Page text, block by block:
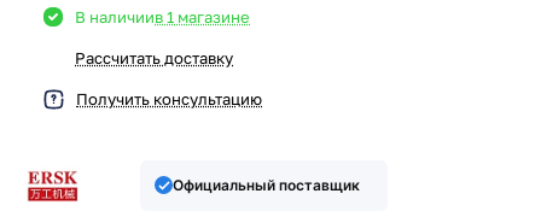
В наличиив 1 магазине
Рассчитать доставку
Получить консультацию
Официальный поставщик